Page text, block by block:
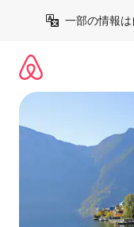
一部の情報は